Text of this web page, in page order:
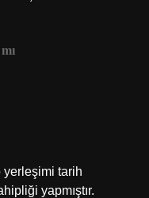
yerleşimi tarih
yapmıştır.